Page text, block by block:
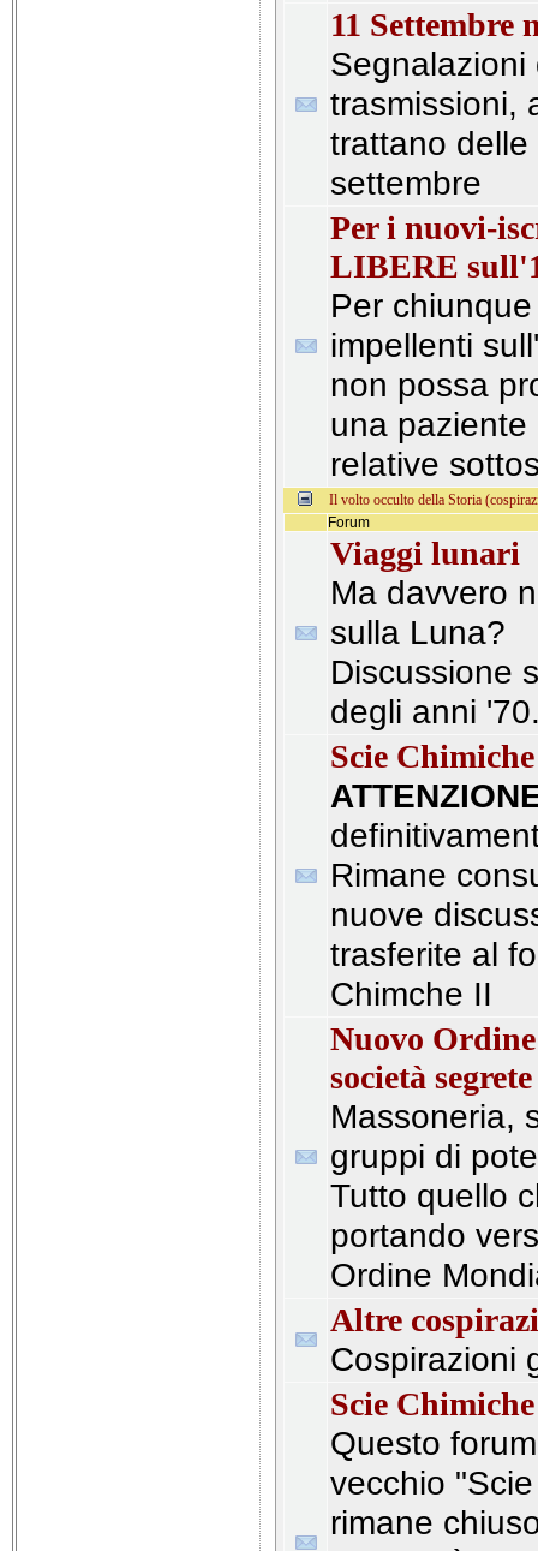
11 Settembre
Segnalazioni
trasmissioni,
trattano delle
settembre
Per i nuovi-
LIBERE
Per
impellenti
non possa
una
relative
Il volto occulto della Storia
Forum
Viaggi lunari
Ma davvero
sulla Luna?
Discussione
degli anni
Scie
Rimane
nuove
trasferite al
Chimche II
Nuovo
società segrete
Massoneria,
gruppi di
Tutto quello
portando
Ordine
Altre
Cospirazioni
Scie
Questo
vecchio
rimane